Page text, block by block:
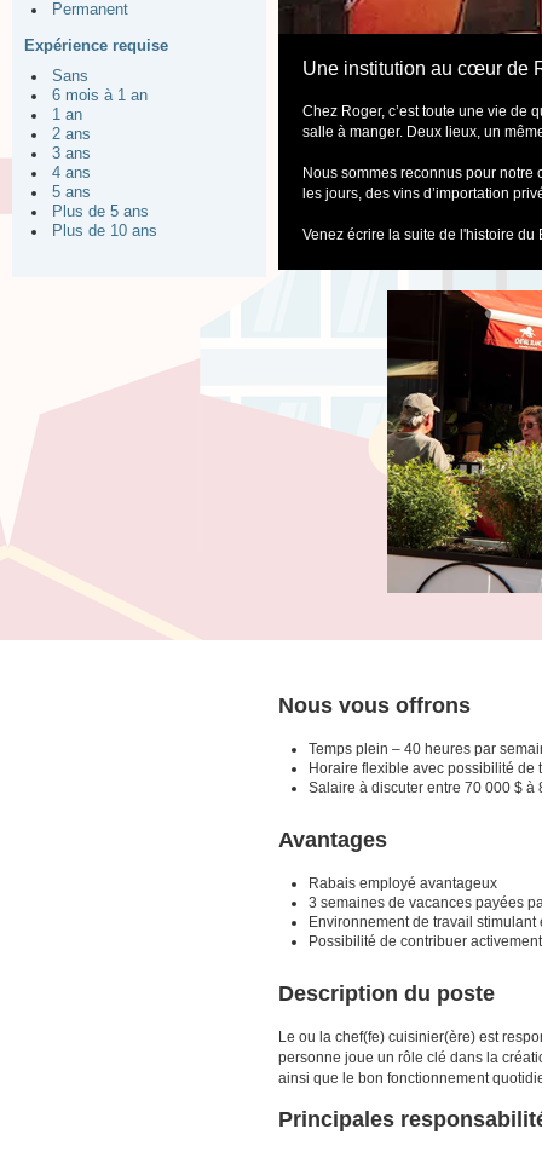
Permanent
Expérience requise
Sans
6 mois à 1 an
1 an
2 ans
3 ans
4 ans
5 ans
Plus de 5 ans
Plus de 10 ans
Une institution au cœur de
Chez Roger, c’est toute une vie de
salle à manger. Deux lieux, un
Nous sommes reconnus pour
les jours, des vins d’importation
Venez écrire la suite de l'histoire
Nous vous offrons
Temps plein – 40 heures par
Horaire flexible avec possibilité
Salaire à discuter entre 70 000 $
Avantages
Rabais employé avantageux
3 semaines de vacances payées
Environnement de travail
Possibilité de contribuer
Description du poste
Le ou la chef(fe) cuisinier(ère) est
personne joue un rôle clé dans la
ainsi que le bon fonctionnement
Principales